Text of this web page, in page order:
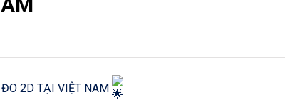
ĐO 2D TẠI VIỆT NAM